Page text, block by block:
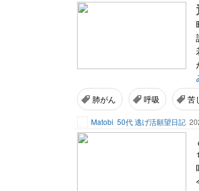
肺がん 呼吸 苦
Matobi 50代 逃げ活願望日記